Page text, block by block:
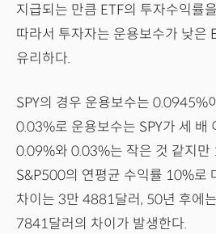
지급되는 만큼 ETF의 투자수익률
따라서 투자자는 운용보수가 낮은
유리하다.
SPY의 경우 운용보수는 0.0945%
0.03%로 운용보수는 SPY가 세 배
0.09%와 0.03%는 작은 것 같지만
S&P500의 연평균 수익률 10%로
차이는 3만 4881달러, 50년 후에
7841달러의 차이가 발생한다.